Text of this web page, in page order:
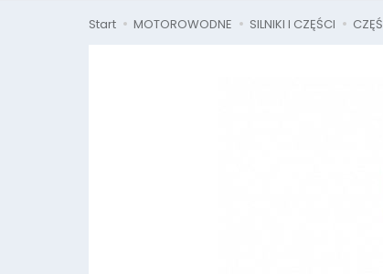
Start MOTOROWODNE SILNIKI I CZĘŚCI